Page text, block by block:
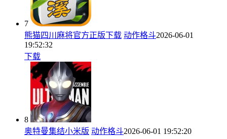
7
熊猫四川麻将官方正版下载 动作格斗2026-06-01
19:52:32
下载
8
奥特曼集结小米版 动作格斗2026-06-01 19:52:20